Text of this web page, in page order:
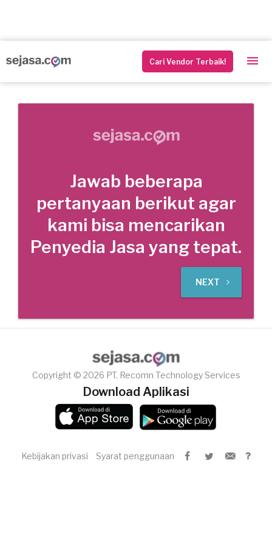
Cari Vendor Terbaik!
Jawab beberapa
pertanyaan berikut agar
kami bisa mencarikan
Penyedia Jasa yang tepat.
NEXT
Copyright © 2026 PT. Recomn Technology Services
Download Aplikasi
Kebijakan privasi Syarat penggunaan